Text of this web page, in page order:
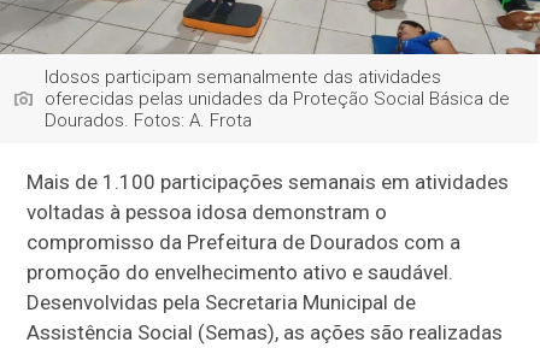
Idosos participam semanalmente das atividades
oferecidas pelas unidades da Proteção Social Básica de
Dourados. Fotos: A. Frota
Mais de 1.100 participações semanais em atividades
voltadas à pessoa idosa demonstram o
compromisso da Prefeitura de Dourados com a
promoção do envelhecimento ativo e saudável.
Desenvolvidas pela Secretaria Municipal de
Assistência Social (Semas), as ações são realizadas